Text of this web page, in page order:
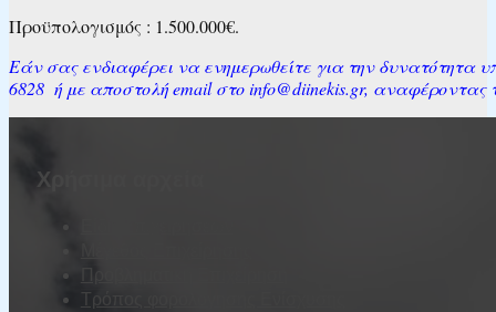
​​​​​​​​Προϋπολογισμός : 1.500.000€.
Εάν σας ενδιαφέρει να ενημερωθείτε για την δυνατότητα
6828 ή με αποστολή email στο info@diinekis.gr,
Χρήσιμα αρχεία
Τρόπος φορολόγησης Ενίσχυσης